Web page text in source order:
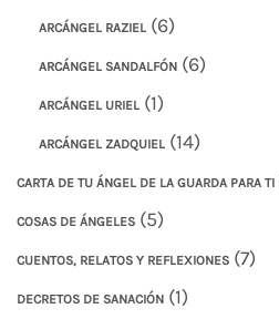
ARCÁNGEL RAZIEL (6)
ARCÁNGEL SANDALFÓN (6)
ARCÁNGEL URIEL (1)
ARCÁNGEL ZADQUIEL (14)
CARTA DE TU ÁNGEL DE LA GUARDA PARA TI
COSAS DE ÁNGELES (5)
CUENTOS, RELATOS Y REFLEXIONES (7)
DECRETOS DE SANACIÓN (1)